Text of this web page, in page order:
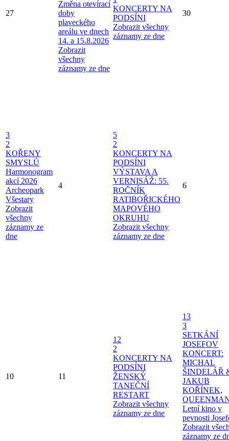
27
Změna otevírací
doby
plaveckého
areálu ve dnech
14. a 15.8.2026
Zobrazit
všechny
záznamy ze dne
KONCERTY NA
PODSÍNI
Zobrazit všechny
záznamy ze dne
30
3
2
KOŘENY
SMYSLŮ
Harmonogram
akcí 2026
Archeopark
Všestary
Zobrazit
všechny
záznamy ze
dne
4
5
2
KONCERTY NA
PODSÍNI
VÝSTAVA A
VERNISÁŽ: 55.
ROČNÍK
RATIBOŘICKÉHO
MAPOVÉHO
OKRUHU
Zobrazit všechny
záznamy ze dne
6
10 11
12
2
KONCERTY NA
PODSÍNI
ŽENSKÝ
TANEČNÍ
RESTART
Zobrazit všechny
záznamy ze dne
13
3
SETKÁNÍ
JOSEFOV
KONCERT:
MICHAL
ŠINDELÁŘ
JAKUB
KOŘÍNEK,
Letní kino v
pevnosti
Zobrazit
záznamy ze